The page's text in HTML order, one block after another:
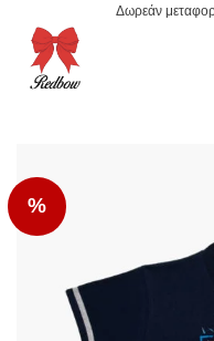
περιεχόμενο
Δωρεάν
%